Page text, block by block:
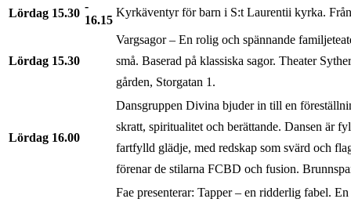
Lördag 15.30
16.15
Kyrkäventyr för barn i S:t Laurentii kyrka.
Lördag 15.30
Vargsagor – En rolig och spännande
små. Baserad på klassiska sagor. Theater
gården, Storgatan 1.
Lördag 16.00
Dansgruppen Divina bjuder in till en
skratt, spiritualitet och berättande. Dansen är
fartfylld glädje, med redskap som svärd och
förenar de stilarna FCBD och fusion.
Fae presenterar: Tapper – en ridderlig fabel.